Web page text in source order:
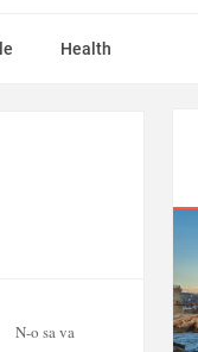
Health
N-o sa va